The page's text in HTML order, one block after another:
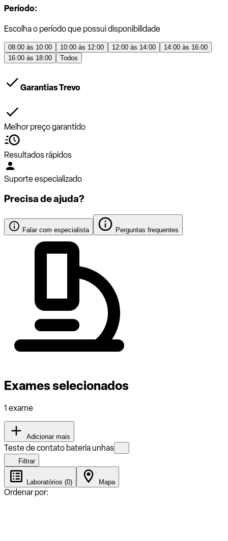
Período:
Escolha o período que possui disponibilidade
08:00 às 10:00 10:00 às 12:00 12:00 às 14:00
14:00 às 16:00
16:00 às 18:00
Todos
Garantias Trevo
Melhor preço garantido
Resultados rápidos
Suporte especializado
Precisa de ajuda?
Falar com especialista Perguntas frequentes
Exames selecionados
1 exame
Adicionar mais
Teste de contato bateria unhas
Filtrar
Laboratórios (0) Mapa
Ordenar por: